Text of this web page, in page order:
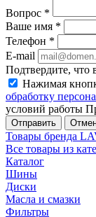
Вопрос *
Ваше имя *
Телефон *
E-mail
Подтвердите, что
Нажимая
обработку
условий работы
Товары бренда
Все товары из
Каталог
Шины
Диски
Масла и смазки
Фильтры